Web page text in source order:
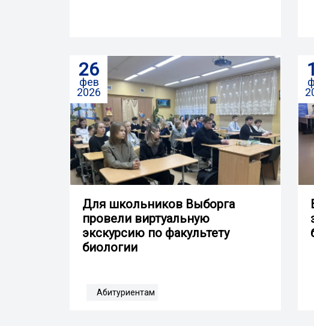
26
фев
2026
Для школьников Выборга
провели виртуальную
экскурсию по факультету
биологии
Абитуриентам